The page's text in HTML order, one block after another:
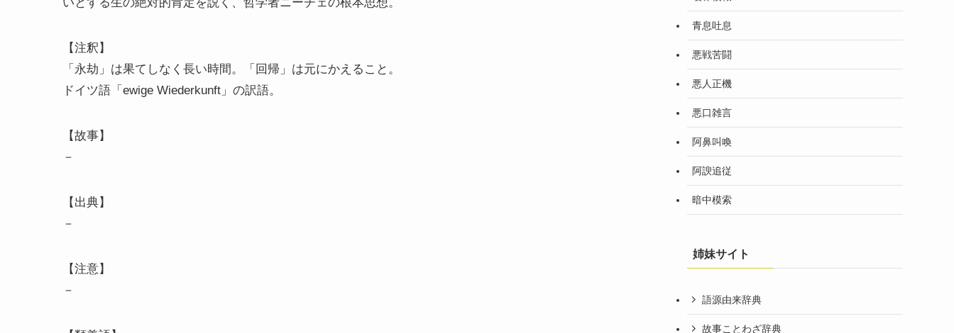
【注釈】
「永劫」は果てしなく長い時間。「回帰」は元にかえること。
ドイツ語「ewige Wiederkunft」の訳語。
【故事】
－
【出典】
－
【注意】
－
青息吐息
悪戦苦闘
悪人正機
悪口雑言
阿鼻叫喚
阿諛追従
暗中模索
姉妹サイト
語源由来辞典
故事ことわざ辞典